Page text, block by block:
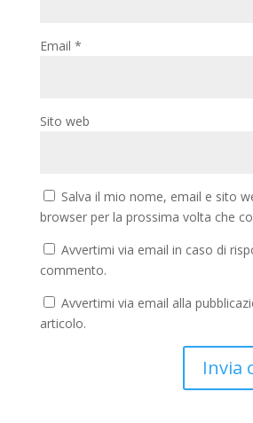
Email *
Sito web
Salva il mio nome, email e sito
browser per la prossima volta che
Avvertimi via email in caso di
commento.
Avvertimi via email alla
articolo.